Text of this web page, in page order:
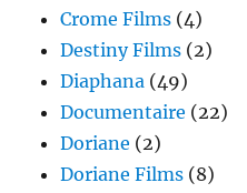
Crome Films (4)
Destiny Films (2)
Diaphana (49)
Documentaire (22)
Doriane (2)
Doriane Films (8)